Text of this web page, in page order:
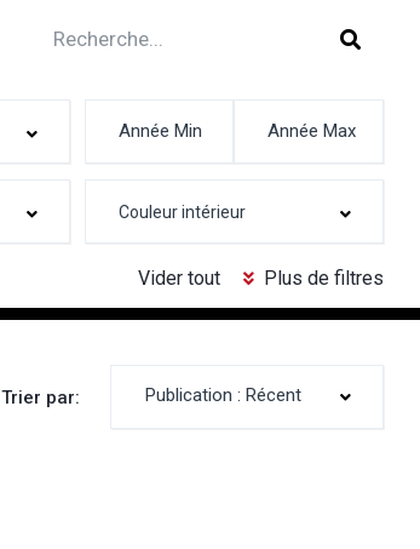
Vider tout Plus de filtres
Trier par: Publication : Récent